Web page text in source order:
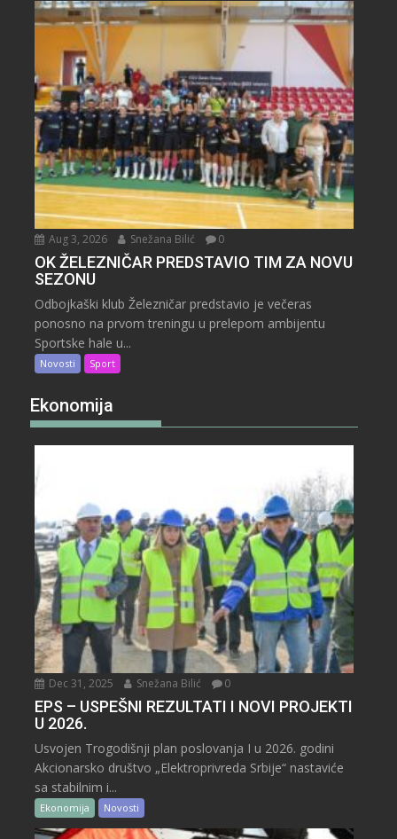
Aug 3, 2026 Snežana Bilić 0
OK ŽELEZNIČAR PREDSTAVIO TIM ZA NOVU
SEZONU
Odbojkaški klub Železničar predstavio je večeras
ponosno na prvom treningu u prelepom ambijentu
Sportske hale u...
Novosti Sport
Ekonomija
Dec 31, 2025 Snežana Bilić 0
EPS – USPEŠNI REZULTATI I NOVI PROJEKTI
U 2026.
Usvojen Trogodišnji plan poslovanja I u 2026. godini
Akcionarsko društvo „Elektroprivreda Srbije“ nastaviće
sa stabilnim i...
Ekonomija Novosti